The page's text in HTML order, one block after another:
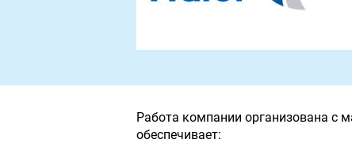
Работа компании организована с
обеспечивает: